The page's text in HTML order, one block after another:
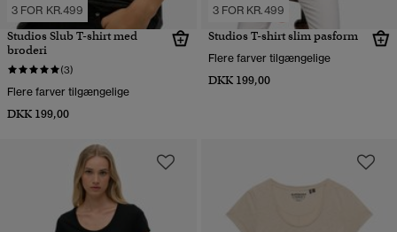
3 FOR KR.499
Studios Slub T-shirt med
broderi
(3)
Flere farver tilgængelige
DKK 199,00
3 FOR KR.499
Studios T-shirt slim pasform
Flere farver tilgængelige
DKK 199,00